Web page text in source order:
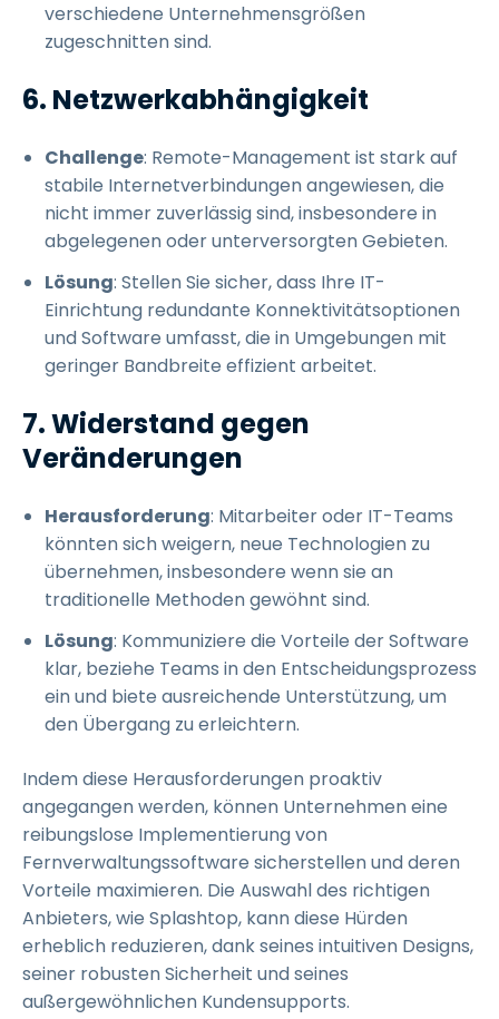
verschiedene Unternehmensgrößen
zugeschnitten sind.
6. Netzwerkabhängigkeit
Challenge: Remote-Management ist stark auf
stabile Internetverbindungen angewiesen, die
nicht immer zuverlässig sind, insbesondere in
abgelegenen oder unterversorgten Gebieten.
Lösung: Stellen Sie sicher, dass Ihre IT-
Einrichtung redundante Konnektivitätsoptionen
und Software umfasst, die in Umgebungen mit
geringer Bandbreite effizient arbeitet.
7. Widerstand gegen
Veränderungen
Herausforderung: Mitarbeiter oder IT-Teams
könnten sich weigern, neue Technologien zu
übernehmen, insbesondere wenn sie an
traditionelle Methoden gewöhnt sind.
Lösung: Kommuniziere die Vorteile der Software
klar, beziehe Teams in den Entscheidungsprozess
ein und biete ausreichende Unterstützung, um
den Übergang zu erleichtern.
Indem diese Herausforderungen proaktiv
angegangen werden, können Unternehmen eine
reibungslose Implementierung von
Fernverwaltungssoftware sicherstellen und deren
Vorteile maximieren. Die Auswahl des richtigen
Anbieters, wie Splashtop, kann diese Hürden
erheblich reduzieren, dank seines intuitiven Designs,
seiner robusten Sicherheit und seines
außergewöhnlichen Kundensupports.